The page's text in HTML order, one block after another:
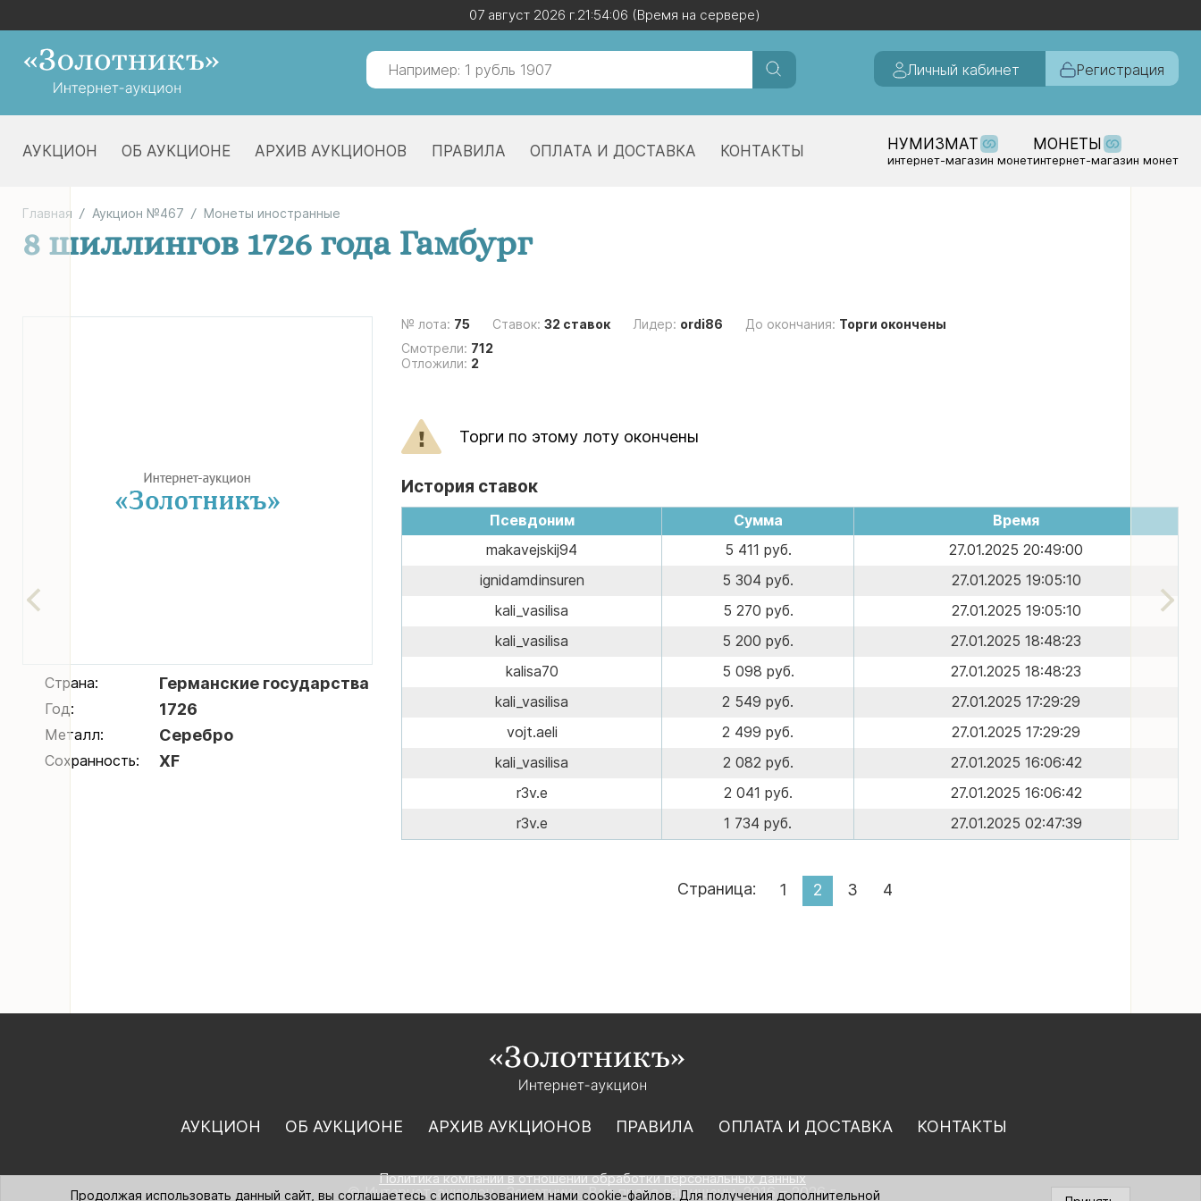
07 август 2026 г.21:54:06 (Время на сервере)
Личный кабинет Регистрация
АУКЦИОН ОБ АУКЦИОНЕ АРХИВ АУКЦИОНОВ ПРАВИЛА ОПЛАТА И ДОСТАВКА КОНТАКТЫ НУМИЗМАТ
интернет-магазин монет
МОНЕТЫ
интернет-магазин монет
07 август 2026 г.21:54:06 (Время на сервере)
Главная Аукцион №467 Монеты иностранные
8 шиллингов 1726 года Гамбург
Страна: Германские государства
Год: 1726
Металл: Серебро
Сохранность: XF
№ лота: 75 Ставок: 32 ставок Лидер: ordi86 До окончания: Торги окончены
Смотрели: 712
Отложили: 2
Торги по этому лоту окончены
История ставок
Псевдоним Сумма
Время
makavejskij94
5 411 руб.
27.01.2025 20:49:00
ignidamdinsuren
5 304 руб.
27.01.2025 19:05:10
kali_vasilisa
5 270 руб.
27.01.2025 19:05:10
kali_vasilisa
5 200 руб.
27.01.2025 18:48:23
kalisa70
5 098 руб.
27.01.2025 18:48:23
kali_vasilisa
2 549 руб.
27.01.2025 17:29:29
vojt.aeli
2 499 руб.
27.01.2025 17:29:29
kali_vasilisa
2 082 руб.
27.01.2025 16:06:42
r3v.e
2 041 руб.
27.01.2025 16:06:42
r3v.e
1 734 руб. 27.01.2025 02:47:39
Страница: 1 2 3 4
АУКЦИОН ОБ АУКЦИОНЕ АРХИВ АУКЦИОНОВ ПРАВИЛА ОПЛАТА И ДОСТАВКА КОНТАКТЫ
Политика компании в отношении обработки персональных данных
© Интернет-аукцион «Золотник». Все права защищены. 2016 – 2026 г.
Продолжая использовать данный сайт, вы соглашаетесь с использованием нами cookie-файлов. Для получения дополнительной